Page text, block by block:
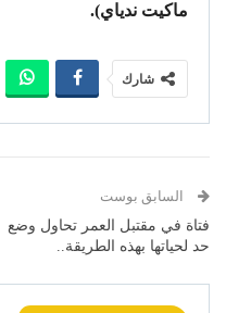
ماكيت ندياي).
شارك
السابق بوست
فتاة في مقتبل العمر تحاول وضع
حد لحياتها بهذه الطريقة..